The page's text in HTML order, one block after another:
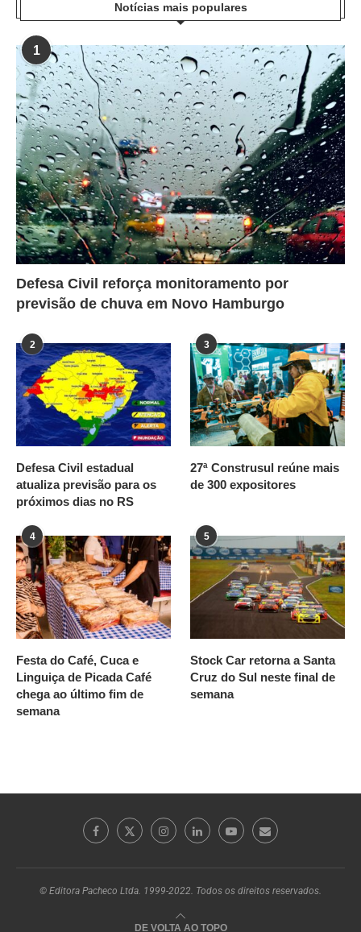
Notícias mais populares
1
Defesa Civil reforça monitoramento por
previsão de chuva em Novo Hamburgo
2
Defesa Civil estadual
atualiza previsão para os
próximos dias no RS
3
27ª Construsul reúne mais
de 300 expositores
4
Festa do Café, Cuca e
Linguiça de Picada Café
chega ao último fim de
semana
5
Stock Car retorna a Santa
Cruz do Sul neste final de
semana
© Editora Pacheco Ltda. 1999-2022. Todos os direitos reservados.
DE VOLTA AO TOPO